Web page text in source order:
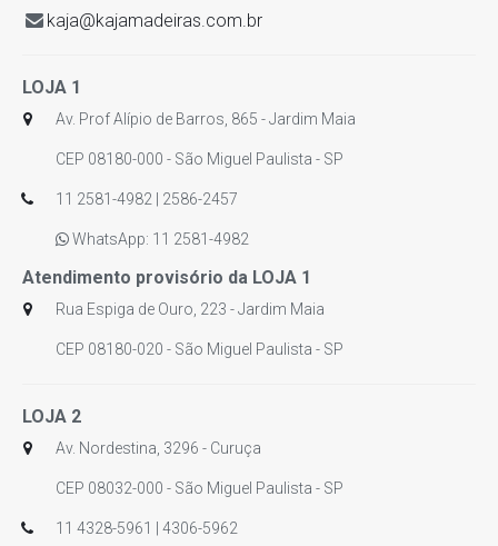
kaja@kajamadeiras.com.br
LOJA 1
Av. Prof Alípio de Barros, 865 - Jardim Maia
CEP 08180-000 - São Miguel Paulista - SP
11 2581-4982 | 2586-2457
WhatsApp: 11 2581-4982
Atendimento provisório da LOJA 1
Rua Espiga de Ouro, 223 - Jardim Maia
CEP 08180-020 - São Miguel Paulista - SP
LOJA 2
Av. Nordestina, 3296 - Curuça
CEP 08032-000 - São Miguel Paulista - SP
11 4328-5961 | 4306-5962